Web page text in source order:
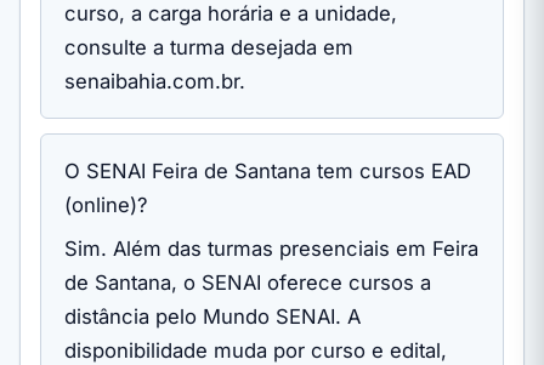
curso, a carga horária e a unidade,
consulte a turma desejada em
senaibahia.com.br.
O SENAI Feira de Santana tem cursos EAD
(online)?
Sim. Além das turmas presenciais em Feira
de Santana, o SENAI oferece cursos a
distância pelo Mundo SENAI. A
disponibilidade muda por curso e edital,